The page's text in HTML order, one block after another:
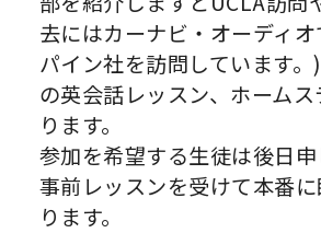
去にはカーナビ・オーディ
パイン社を訪問しています
の英会話レッスン、ホーム
ります。
参加を希望する生徒は後日申
事前レッスンを受けて本番
ります。